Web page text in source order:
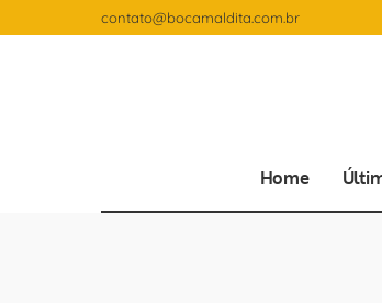
contato@bocamaldita.com.br
Home